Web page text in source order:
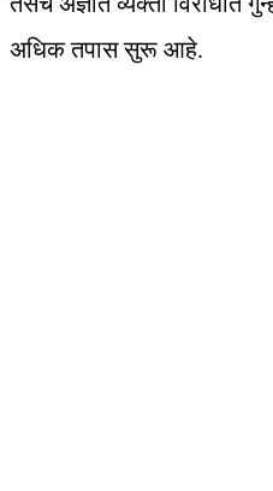
अधिक तपास सुरू आहे.